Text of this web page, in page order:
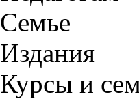
Семье
Издания
Курсы и